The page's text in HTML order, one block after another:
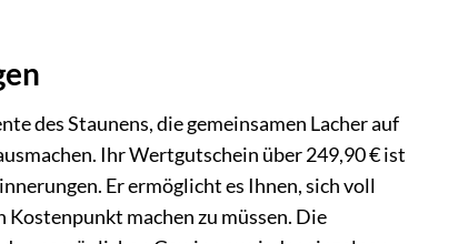
des Staunens, die gemeinsamen Lacher auf
Ihr Wertgutschein über 249,90 € ist
Er ermöglicht es Ihnen, sich voll
Kostenpunkt machen zu müssen. Die